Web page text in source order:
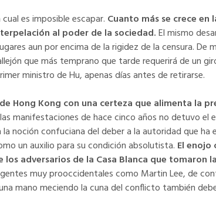
es imposible escapar. Cuanto más se crece
al poder de la sociedad.El mismo
aun por encima de la rigidez de la censura. De
que más temprano que tarde requerirá de un
ministro de Hu, apenas días antes de retirarse.
Hong Kong con una certeza que alimenta la
manifestaciones de hace cinco años no detuvo el
noción confuciana del deber a la autoridad que ha
un auxilio para su condición absolutista. El
adversarios de la Casa Blanca que tomaron
muy prooccidentales como Martin Lee, de
mano meciendo la cuna del conflicto también